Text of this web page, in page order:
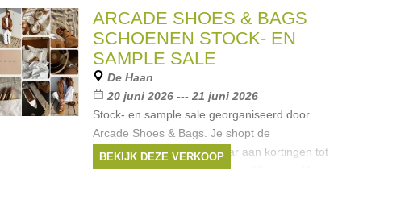
Blomus, Karcher, Greenpan, Dagelijkse
ARCADE SHOES & BAGS
SCHOENEN STOCK- EN
SAMPLE SALE
De Haan
20 juni 2026 --- 21 juni 2026
Stock- en sample sale georganiseerd door
Arcade Shoes & Bags. Je shopt de
zomercollectie van vorig jaar aan kortingen tot
-60%. Dames schoenen: maat 36 t.e.m. 41
BEKIJK DEZE VERKOOP